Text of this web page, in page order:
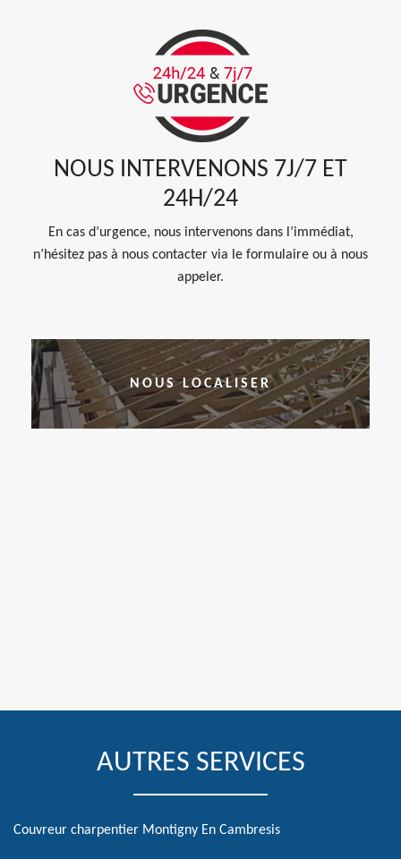
NOUS INTERVENONS 7J/7 ET
24H/24
En cas d’urgence, nous intervenons dans l’immédiat,
n’hésitez pas à nous contacter via le formulaire ou à nous
appeler.
NOUS LOCALISER
AUTRES SERVICES
Couvreur charpentier Montigny En Cambresis